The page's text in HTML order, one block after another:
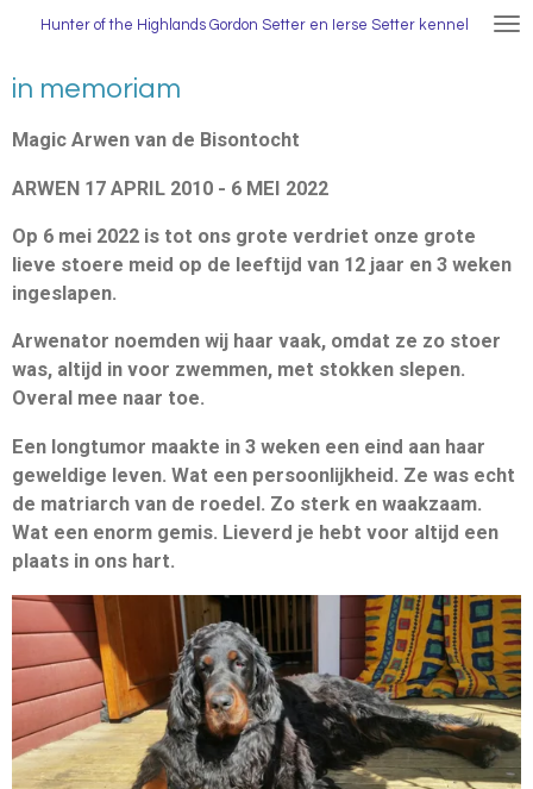
naar
hoofdinhoud
Hunter of the Highlands Gordon Setter en Ierse Setter kennel
in memoriam
Magic Arwen van de Bisontocht
ARWEN 17 APRIL 2010 - 6 MEI 2022
Op 6 mei 2022 is tot ons grote verdriet onze grote
lieve stoere meid op de leeftijd van 12 jaar en 3 weken
ingeslapen.
Arwenator noemden wij haar vaak, omdat ze zo stoer
was, altijd in voor zwemmen, met stokken slepen.
Overal mee naar toe.
Een longtumor maakte in 3 weken een eind aan haar
geweldige leven. Wat een persoonlijkheid. Ze was echt
de matriarch van de roedel. Zo sterk en waakzaam.
Wat een enorm gemis. Lieverd je hebt voor altijd een
plaats in ons hart.